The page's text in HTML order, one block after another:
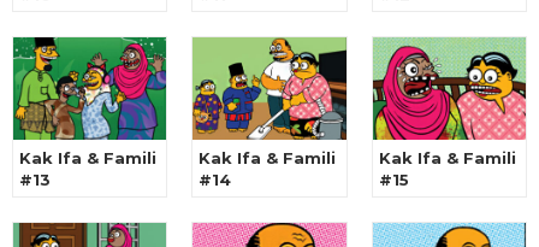
Kak Ifa & Famili
#13
Kak Ifa & Famili
#14
Kak Ifa & Famili
#15